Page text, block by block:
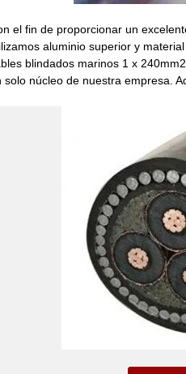
el fin de proporcionar un
aluminio superior y
blindados marinos 1 x
solo núcleo de nuestra empresa.